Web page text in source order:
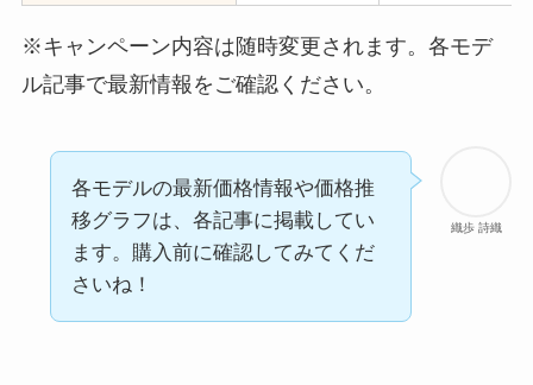
※キャンペーン内容は随時変更されます。各モデ
ル記事で最新情報をご確認ください。
織歩 詩織
各モデルの最新価格情報や価格推
移グラフは、各記事に掲載してい
ます。購入前に確認してみてくだ
さいね！